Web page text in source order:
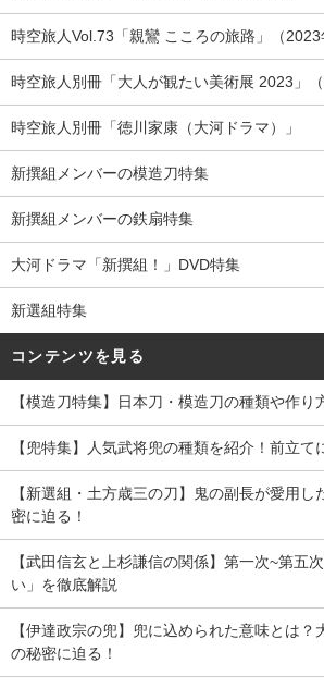
時空旅人Vol.73「親鸞 こころの旅路」（2023
時空旅人別冊「大人が観たい美術展 2023」（
時空旅人別冊「徳川家康（大河ドラマ）」
新撰組メンバーの模造刀特集
新撰組メンバーの鉄扇特集
大河ドラマ「新撰組！」DVD特集
新選組特集
コンテンツを見る
【模造刀特集】日本刀・模造刀の種類や作り
【兜特集】人気武将兜の種類を紹介！前立て
【新選組・土方歳三の刀】鬼の副長が愛用
密に迫る！
【武田信玄と上杉謙信の関係】第一次~第五
い」を徹底解説
【伊達政宗の兜】兜に込められた意味とは？
の秘密に迫る！